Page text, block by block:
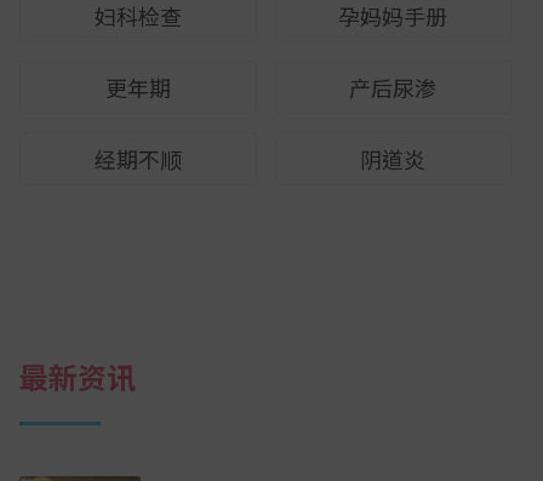
妇科检查 孕妈妈手册
更年期 产后尿渗
经期不顺 阴道炎
最新资讯